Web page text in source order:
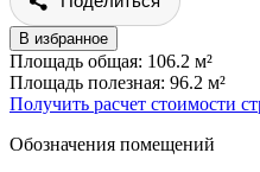
В избранное
Площадь общая: 106.2 м²
Площадь полезная: 96.2 м²
Получить расчет стоимости
Обозначения помещений